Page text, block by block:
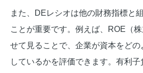
また、DEレシオは他の財務指標と
ことが重要です。例えば、ROE（
せて見ることで、企業が資本をどの
しているかを評価できます。有利